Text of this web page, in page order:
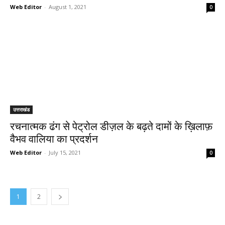
Web Editor - August 1, 2021 0
उत्तराखंड
रचनात्मक ढंग से पेट्रोल डीज़ल के बढ़ते दामों के ख़िलाफ़
वैभव वालिया का प्रदर्शन
Web Editor - July 15, 2021 0
1 2